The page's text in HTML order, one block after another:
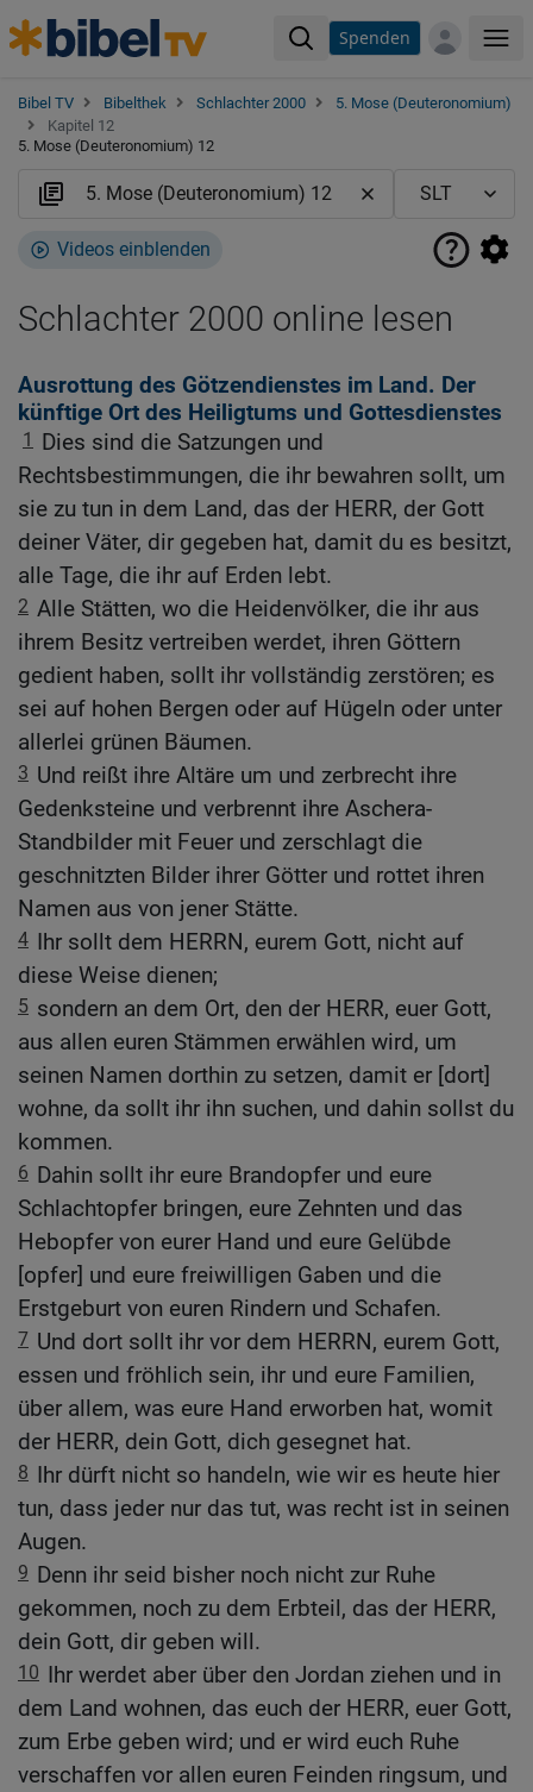
Spenden
Bibel TV Bibelthek Schlachter 2000
5. Mose (Deuteronomium)
Kapitel 12
5. Mose (Deuteronomium) 12
Videos einblenden
Schlachter 2000 online lesen
Ausrottung des Götzendienstes im Land. Der
künftige Ort des Heiligtums und Gottesdienstes
1
Dies sind die Satzungen und
Rechtsbestimmungen, die ihr bewahren sollt, um
sie zu tun in dem Land, das der HERR, der Gott
deiner Väter, dir gegeben hat, damit du es besitzt,
alle Tage, die ihr auf Erden lebt.
2 Alle Stätten, wo die Heidenvölker, die ihr aus
ihrem Besitz vertreiben werdet, ihren Göttern
gedient haben, sollt ihr vollständig zerstören; es
sei auf hohen Bergen oder auf Hügeln oder unter
allerlei grünen Bäumen.
3 Und reißt ihre Altäre um und zerbrecht ihre
Gedenksteine und verbrennt ihre Aschera-
Standbilder mit Feuer und zerschlagt die
geschnitzten Bilder ihrer Götter und rottet ihren
Namen aus von jener Stätte.
4 Ihr sollt dem HERRN, eurem Gott, nicht auf
diese Weise dienen;
5 sondern an dem Ort, den der HERR, euer Gott,
aus allen euren Stämmen erwählen wird, um
seinen Namen dorthin zu setzen, damit er [dort]
wohne, da sollt ihr ihn suchen, und dahin sollst du
kommen.
6 Dahin sollt ihr eure Brandopfer und eure
Schlachtopfer bringen, eure Zehnten und das
Hebopfer von eurer Hand und eure Gelübde
[opfer] und eure freiwilligen Gaben und die
Erstgeburt von euren Rindern und Schafen.
7 Und dort sollt ihr vor dem HERRN, eurem Gott,
essen und fröhlich sein, ihr und eure Familien,
über allem, was eure Hand erworben hat, womit
der HERR, dein Gott, dich gesegnet hat.
8 Ihr dürft nicht so handeln, wie wir es heute hier
tun, dass jeder nur das tut, was recht ist in seinen
Augen.
9 Denn ihr seid bisher noch nicht zur Ruhe
gekommen, noch zu dem Erbteil, das der HERR,
dein Gott, dir geben will.
10 Ihr werdet aber über den Jordan ziehen und in
dem Land wohnen, das euch der HERR, euer Gott,
zum Erbe geben wird; und er wird euch Ruhe
verschaffen vor allen euren Feinden ringsum, und